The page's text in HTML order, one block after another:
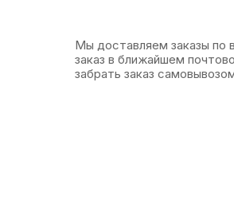
Мы доставляем заказы по
заказ в ближайшем
забрать заказ